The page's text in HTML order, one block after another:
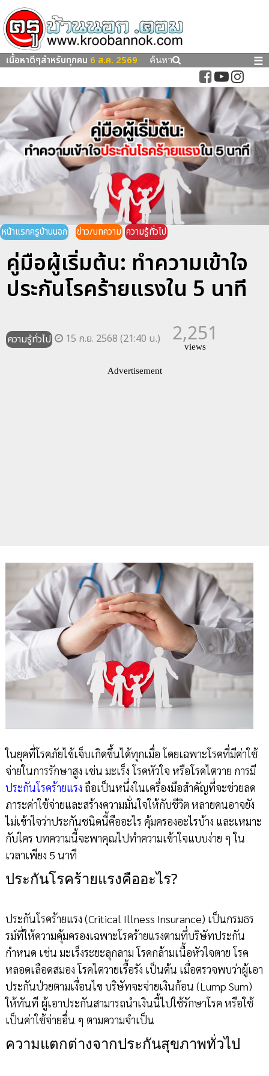
เนื้อหาดีๆสำหรับทุกคน 6 ส.ค. 2569 ค้นหา ☰
หน้าแรกครูบ้านนอก ข่าว/บทความ ความรู้ทั่วไป
คู่มือผู้เริ่มต้น: ทำความเข้าใจ
ประกันโรคร้ายแรงใน 5 นาที
ความรู้ทั่วไป 15 ก.ย. 2568 (21:40 น.) 2,251
views
Advertisement
ในยุคที่โรคภัยไข้เจ็บเกิดขึ้นได้ทุกเมื่อ โดยเฉพาะโรคที่มีค่าใช้
จ่ายในการรักษาสูง เช่น มะเร็ง โรคหัวใจ หรือโรคไตวาย การมี
ประกันโรคร้ายแรง ถือเป็นหนึ่งในเครื่องมือสำคัญที่จะช่วยลด
ภาระค่าใช้จ่ายและสร้างความมั่นใจให้กับชีวิต หลายคนอาจยัง
ไม่เข้าใจว่าประกันชนิดนี้คืออะไร คุ้มครองอะไรบ้าง และเหมาะ
กับใคร บทความนี้จะพาคุณไปทำความเข้าใจแบบง่าย ๆ ใน
เวลาเพียง 5 นาที
ประกันโรคร้ายแรงคืออะไร?
ประกันโรคร้ายแรง (Critical Illness Insurance) เป็นกรมธร
รม์ที่ให้ความคุ้มครองเฉพาะโรคร้ายแรงตามที่บริษัทประกัน
กำหนด เช่น มะเร็งระยะลุกลาม โรคกล้ามเนื้อหัวใจตาย โรค
หลอดเลือดสมอง โรคไตวายเรื้อรัง เป็นต้น เมื่อตรวจพบว่าผู้เอา
ประกันป่วยตามเงื่อนไข บริษัทจะจ่ายเงินก้อน (Lump Sum)
ให้ทันที ผู้เอาประกันสามารถนำเงินนี้ไปใช้รักษาโรค หรือใช้
เป็นค่าใช้จ่ายอื่น ๆ ตามความจำเป็น
ความแตกต่างจากประกันสุขภาพทั่วไป